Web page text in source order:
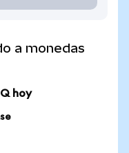
a monedas
hoy